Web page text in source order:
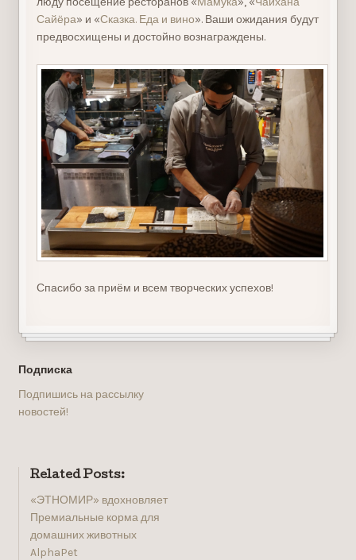
Сайёра» и «Сказка. Еда и вино». Ваши ожидания будут
предвосхищены и достойно вознаграждены.
Спасибо за приём и всем творческих успехов!
Подписка
Подпишись на рассылку
новостей!
Related Posts:
«ЭТНОМИР» вдохновляет
Премиальные корма для
домашних животных
AlphaPet